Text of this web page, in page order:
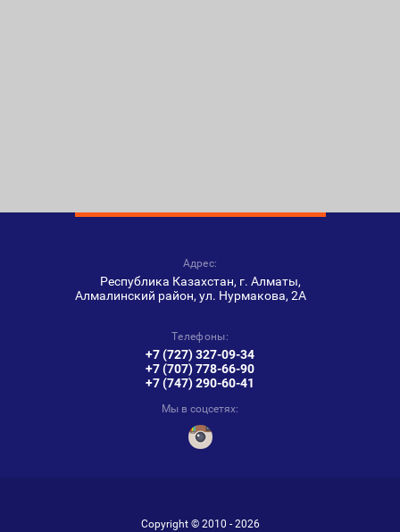
Адрес:
Республика Казахстан, г. Алматы,
Алмалинский район, ул. Нурмакова, 2А
Телефоны:
+7 (727) 327-09-34
+7 (707) 778-66-90
+7 (747) 290-60-41
Мы в соцсетях:
Copyright © 2010 - 2026